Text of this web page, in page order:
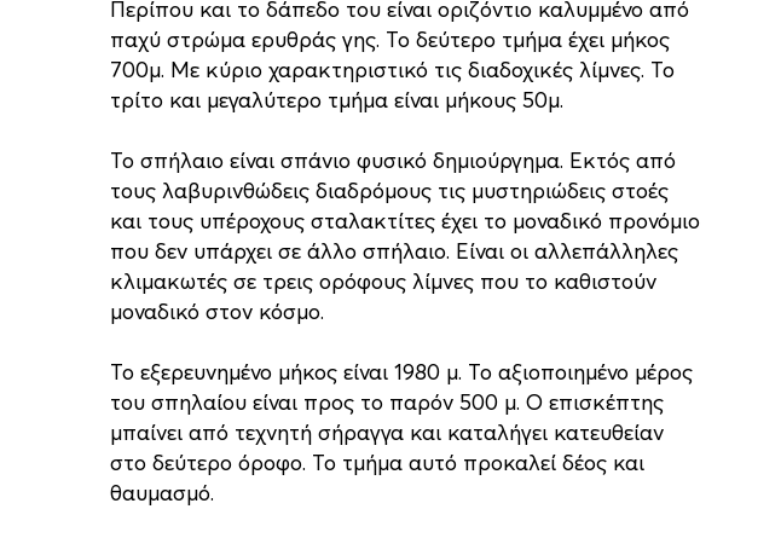
Περίπου και το δάπεδο του είναι οριζόντιο καλυμμένο από
παχύ στρώμα ερυθράς γης. Το δεύτερο τμήμα έχει μήκος
700μ. Με κύριο χαρακτηριστικό τις διαδοχικές λίμνες. Το
τρίτο και μεγαλύτερο τμήμα είναι μήκους 50μ.
Το σπήλαιο είναι σπάνιο φυσικό δημιούργημα. Εκτός από
τους λαβυρινθώδεις διαδρόμους τις μυστηριώδεις στοές
και τους υπέροχους σταλακτίτες έχει το μοναδικό προνόμιο
που δεν υπάρχει σε άλλο σπήλαιο. Είναι οι αλλεπάλληλες
κλιμακωτές σε τρεις ορόφους λίμνες που το καθιστούν
μοναδικό στον κόσμο.
Το εξερευνημένο μήκος είναι 1980 μ. Το αξιοποιημένο μέρος
του σπηλαίου είναι προς το παρόν 500 μ. Ο επισκέπτης
μπαίνει από τεχνητή σήραγγα και καταλήγει κατευθείαν
στο δεύτερο όροφο. Το τμήμα αυτό προκαλεί δέος και
θαυμασμό.